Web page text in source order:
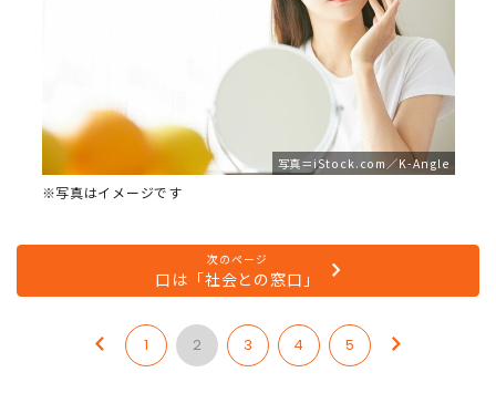
写真＝iStock.com／K-Angle
※写真はイメージです
次のページ
口は「社会との窓口」
1 2 3 4 5